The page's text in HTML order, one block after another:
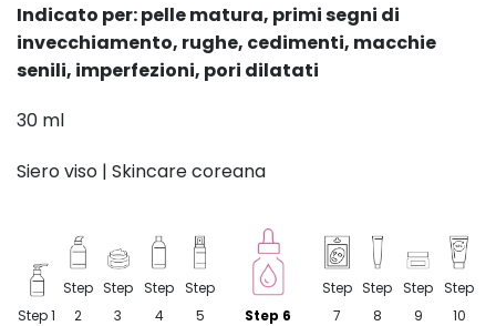
Indicato per: pelle matura, primi segni di
invecchiamento, rughe, cedimenti, macchie
senili, imperfezioni, pori dilatati
30 ml
Siero viso | Skincare coreana
Step 1
Step
2
Step
3
Step
4
Step
5
Step 6
Step
7
Step
8
Step
9
Step
10